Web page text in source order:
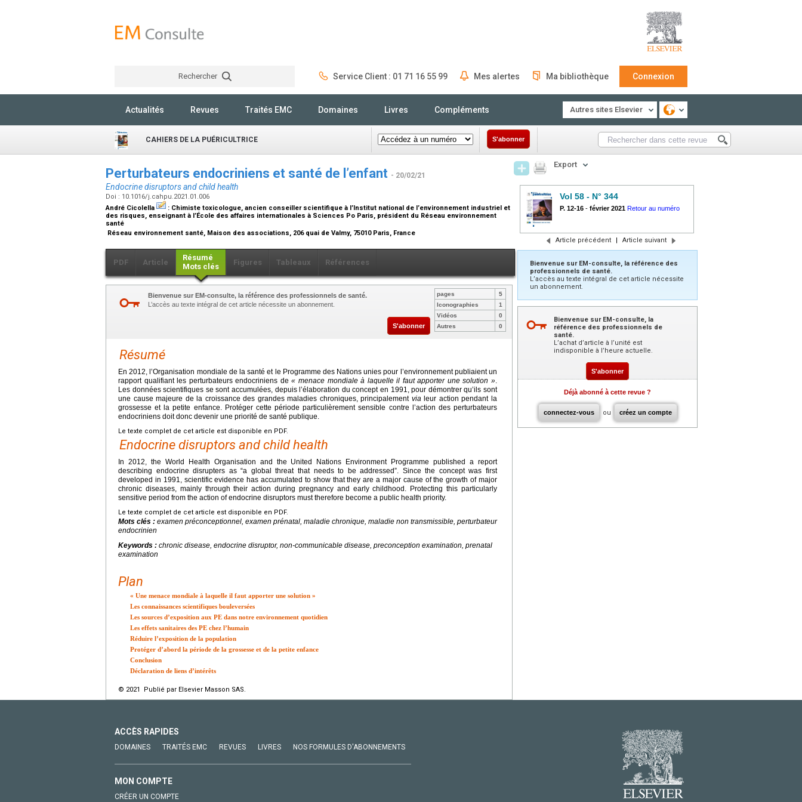
Rechercher Service Client : 01 71 16 55 99 Mes alertes Ma bibliothèque Connexion
Actualités Revues Traités EMC Domaines Livres Compléments Autres sites Elsevier
CAHIERS DE LA PUÉRICULTRICE S'abonner
Perturbateurs endocriniens et santé de l’enfant - 20/02/21
Endocrine disruptors and child health
Doi : 10.1016/j.cahpu.2021.01.006
André Cicolella
: Chimiste toxicologue, ancien conseiller scientifique à l’Institut national de l’environnement industriel et
des risques, enseignant à l’École des affaires internationales à Sciences Po Paris, président du Réseau environnement
santé
Réseau environnement santé, Maison des associations, 206 quai de Valmy, 75010 Paris, France
PDF Article
Résumé
Mots clés
Figures Tableaux Références
Bienvenue sur EM-consulte, la référence des professionnels de santé.
L’accès au texte intégral de cet article nécessite un abonnement.
S'abonner
pages
5
Iconographies
1
Vidéos
0
Autres
0
Résumé
En 2012, l’Organisation mondiale de la santé et le Programme des Nations unies pour l’environnement publiaient un
rapport qualifiant les perturbateurs endocriniens de« menace mondiale à laquelle il faut apporter une solution »
Les données scientifiques se sont accumulées, depuis l’élaboration du concept en 1991, pour démontrer qu’ils sont
une cause majeure de la croissance des grandes maladies chroniques, principalement via leur action pendant la
grossesse et la petite enfance. Protéger cette période particulièrement sensible contre l’action des perturbateurs
endocriniens doit donc devenir une priorité de santé publique.
Le texte complet de cet article est disponible en PDF.
Endocrine disruptors and child health
In 2012, the World Health Organisation and the United Nations Environment Programme published a report
describing endocrine disrupters as “a global threat that needs to be addressed”. Since the concept was first
developed in 1991, scientific evidence has accumulated to show that they are a major cause of the growth of major
chronic diseases, mainly through their action during pregnancy and early childhood. Protecting this particularly
sensitive period from the action of endocrine disruptors must therefore become a public health priority.
Le texte complet de cet article est disponible en PDF.
Mots clés : examen préconceptionnel, examen prénatal, maladie chronique, maladie non transmissible, perturbateur
endocrinien
Keywords : chronic disease, endocrine disruptor, non-communicable disease, preconception examination, prenatal
examination
Plan
« Une menace mondiale à laquelle il faut apporter une solution »
Les connaissances scientifiques bouleversées
Les sources d’exposition aux PE dans notre environnement quotidien
Les effets sanitaires des PE chez l’humain
Réduire l’exposition de la population
Protéger d’abord la période de la grossesse et de la petite enfance
Conclusion
Déclaration de liens d’intérêts
© 2021 Publié par Elsevier Masson SAS.
Export
Vol 58 - N° 344
P. 12-16 - février 2021 Retour au numéro
Article précédent | Article suivant
Bienvenue sur EM-consulte, la référence des
professionnels de santé.
L’accès au texte intégral de cet article nécessite
un abonnement.
Bienvenue sur EM-consulte, la
référence des professionnels de
santé.
L’achat d’article à l’unité est
indisponible à l’heure actuelle.
S'abonner
Déjà abonné à cette revue ?
connectez-vous ou créez un compte
ACCÈS RAPIDES
DOMAINES TRAITÉS EMC REVUES LIVRES NOS FORMULES D'ABONNEMENTS
MON COMPTE
CRÉER UN COMPTE